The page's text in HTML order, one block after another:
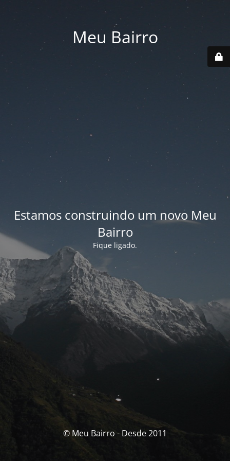
Meu Bairro
Estamos construindo um novo Meu
Bairro
Fique ligado.
© Meu Bairro - Desde 2011